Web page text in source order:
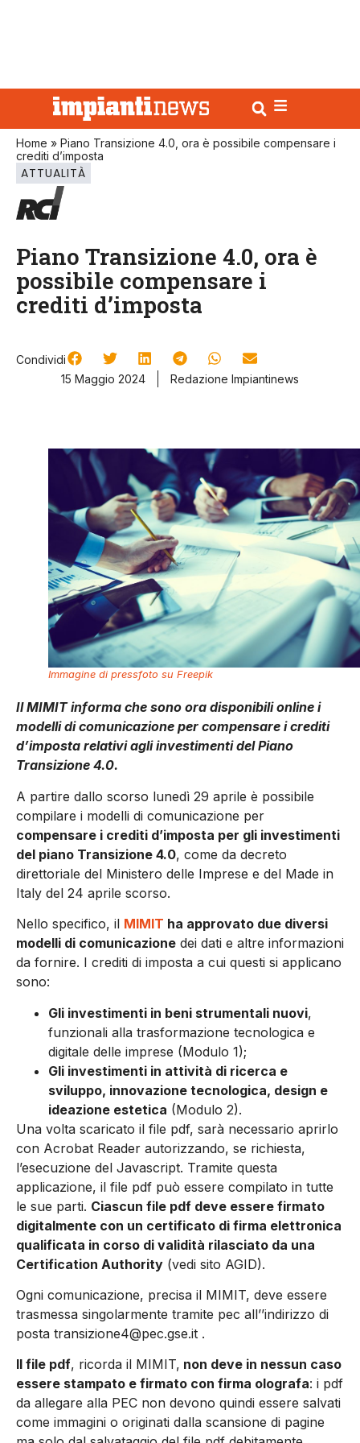
Home » Piano Transizione 4.0, ora è possibile compensare i
crediti d’imposta
ATTUALITÀ
Piano Transizione 4.0, ora è
possibile compensare i
crediti d’imposta
Condividi
15 Maggio 2024
Redazione Impiantinews
Immagine di pressfoto su Freepik
Il MIMIT informa che sono ora disponibili online i
modelli di comunicazione per compensare i crediti
d’imposta relativi agli investimenti del Piano
Transizione 4.0.
A partire dallo scorso lunedì 29 aprile è possibile
compilare i modelli di comunicazione per
compensare i crediti d’imposta per gli investimenti
del piano Transizione 4.0, come da decreto
direttoriale del Ministero delle Imprese e del Made in
Italy del 24 aprile scorso.
Nello specifico, il MIMIT ha approvato due diversi
modelli di comunicazione dei dati e altre informazioni
da fornire. I crediti di imposta a cui questi si applicano
sono:
Gli investimenti in beni strumentali nuovi,
funzionali alla trasformazione tecnologica e
digitale delle imprese (Modulo 1);
Gli investimenti in attività di ricerca e
sviluppo, innovazione tecnologica, design e
ideazione estetica (Modulo 2).
Una volta scaricato il file pdf, sarà necessario aprirlo
con Acrobat Reader autorizzando, se richiesta,
l’esecuzione del Javascript. Tramite questa
applicazione, il file pdf può essere compilato in tutte
le sue parti. Ciascun file pdf deve essere firmato
digitalmente con un certificato di firma elettronica
qualificata in corso di validità rilasciato da una
Certification Authority (vedi sito AGID).
Ogni comunicazione, precisa il MIMIT, deve essere
trasmessa singolarmente tramite pec all’’indirizzo di
posta transizione4@pec.gse.it .
Il file pdf, ricorda il MIMIT, non deve in nessun caso
essere stampato e firmato con firma olografa: i pdf
da allegare alla PEC non devono quindi essere salvati
come immagini o originati dalla scansione di pagine